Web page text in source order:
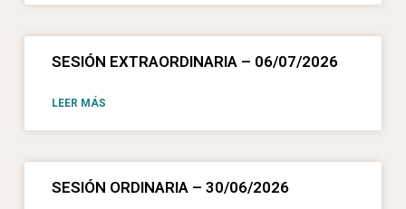
SESIÓN EXTRAORDINARIA – 06/07/2026
LEER MÁS
SESIÓN ORDINARIA – 30/06/2026